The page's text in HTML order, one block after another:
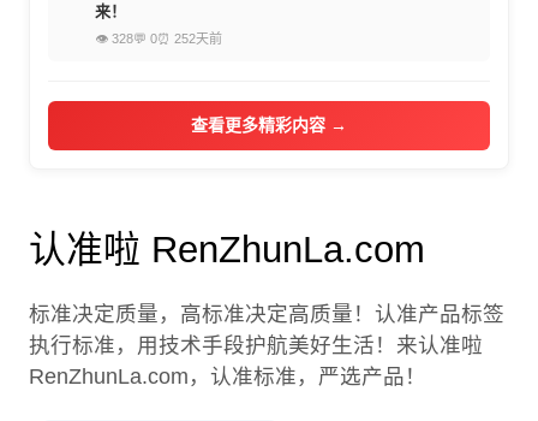
来！
👁 328💬 0⏰ 252天前
查看更多精彩内容 →
认准啦 RenZhunLa.com
标准决定质量，高标准决定高质量！认准产品标签
执行标准，用技术手段护航美好生活！来认准啦
RenZhunLa.com，认准标准，严选产品！